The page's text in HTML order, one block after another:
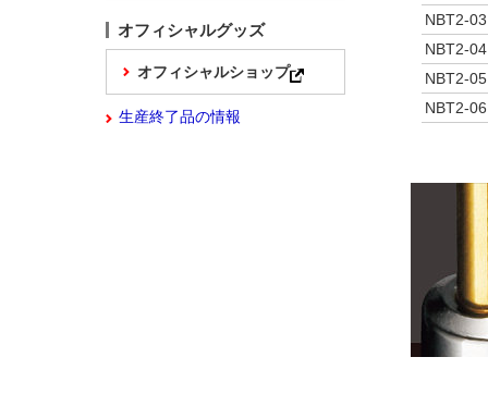
NBT2-
NBT2-
NBT2-
NBT2-
オフィシャルグッズ
オフィシャルショップ
生産終了品の情報